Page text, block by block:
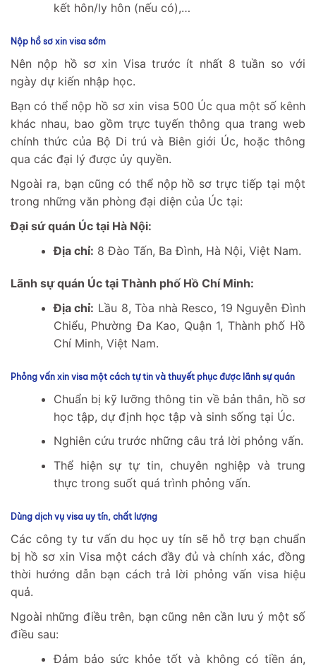
kết hôn/ly hôn (nếu có),…
Nộp hồ sơ xin visa sớm
Nên nộp hồ sơ xin Visa trước ít nhất 8 tuần so với
ngày dự kiến nhập học.
Bạn có thể nộp hồ sơ xin visa 500 Úc qua một số kênh
khác nhau, bao gồm trực tuyến thông qua trang web
chính thức của Bộ Di trú và Biên giới Úc, hoặc thông
qua các đại lý được ủy quyền.
Ngoài ra, bạn cũng có thể nộp hồ sơ trực tiếp tại một
trong những văn phòng đại diện của Úc tại:
Đại sứ quán Úc tại Hà Nội:
Địa chỉ: 8 Đào Tấn, Ba Đình, Hà Nội, Việt Nam.
Lãnh sự quán Úc tại Thành phố Hồ Chí Minh:
Địa chỉ: Lầu 8, Tòa nhà Resco, 19 Nguyễn Đình
Chiểu, Phường Đa Kao, Quận 1, Thành phố Hồ
Chí Minh, Việt Nam.
Phỏng vấn xin visa một cách tự tin và thuyết phục được lãnh sự quán
Chuẩn bị kỹ lưỡng thông tin về bản thân, hồ sơ
học tập, dự định học tập và sinh sống tại Úc.
Nghiên cứu trước những câu trả lời phỏng vấn.
Thể hiện sự tự tin, chuyên nghiệp và trung
thực trong suốt quá trình phỏng vấn.
Dùng dịch vụ visa uy tín, chất lượng
Các công ty tư vấn du học uy tín sẽ hỗ trợ bạn chuẩn
bị hồ sơ xin Visa một cách đầy đủ và chính xác, đồng
thời hướng dẫn bạn cách trả lời phỏng vấn visa hiệu
quả.
Ngoài những điều trên, bạn cũng nên cần lưu ý một số
điều sau:
Đảm bảo sức khỏe tốt và không có tiền án,